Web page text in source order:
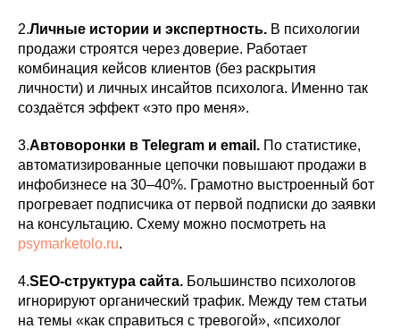
2.Личные истории и экспертность. В психологии
продажи строятся через доверие. Работает
комбинация кейсов клиентов (без раскрытия
личности) и личных инсайтов психолога. Именно так
создаётся эффект «это про меня».
3.Автоворонки в Telegram и email. По статистике,
автоматизированные цепочки повышают продажи в
инфобизнесе на 30–40%. Грамотно выстроенный бот
прогревает подписчика от первой подписки до заявки
на консультацию. Схему можно посмотреть на
psymarketolo.ru.
4.SEO-структура сайта. Большинство психологов
игнорируют органический трафик. Между тем статьи
на темы «как справиться с тревогой», «психолог